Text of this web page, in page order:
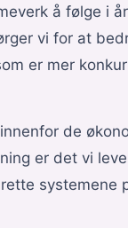
å følge i
vi for at
er mer
de
er det vi
systemene